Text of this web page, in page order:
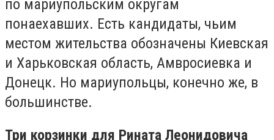
по мариупольским округам
понаехавших. Есть кандидаты, чьим
местом жительства обозначены Киевская
и Харьковская область, Амвросиевка и
Донецк. Но мариупольцы, конечно же, в
большинстве.
Три корзинки для Рината Леонидовича